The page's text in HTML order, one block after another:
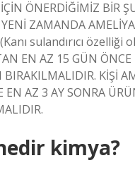
ÖNERDİĞİMİZ BİR
YENİ ZAMANDA
sulandırıcı özelliği
EN AZ 15 GÜN
KİŞİ
EN AZ 3 AY SONRA
kimya?